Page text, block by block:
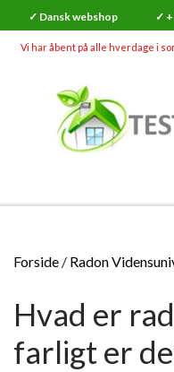
✓ Dansk webshop ✓
Vi har åbent på alle hverdage i
Forside Radon
Hvad er
farligt er